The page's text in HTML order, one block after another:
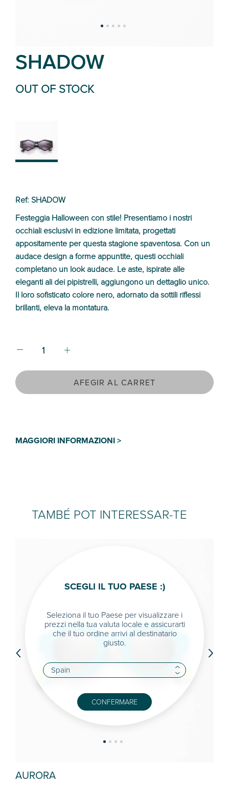
SHADOW
OUT OF STOCK
Ref: SHADOW
Festeggia Halloween con stile! Presentiamo i nostri
occhiali esclusivi in edizione limitata, progettati
appositamente per questa stagione spaventosa. Con un
audace design a forme appuntite, questi occhiali
completano un look audace. Le aste, ispirate alle
eleganti ali dei pipistrelli, aggiungono un dettaglio unico.
Il loro sofisticato colore nero, adornato da sottili riflessi
brillanti, eleva la montatura.
AFEGIR AL CARRET
MAGGIORI INFORMAZIONI >
TAMBÉ POT INTERESSAR-TE
AURORA
‹ ›
SCEGLI IL TUO PAESE :)
Seleziona il tuo Paese per visualizzare i
prezzi nella tua valuta locale e assicurarti
che il tuo ordine arrivi al destinatario
giusto.
CONFERMARE